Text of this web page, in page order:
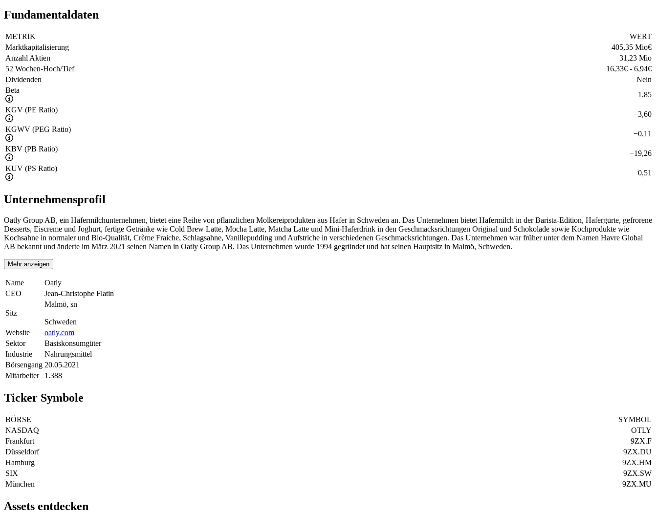
Fundamentaldaten
METRIK
WERT
Marktkapitalisierung
405,35 Mio€
Anzahl Aktien
31,23 Mio
52 Wochen-Hoch/Tief
16,33€ - 6,94€
Dividenden
Nein
Beta
1,85
KGV (PE Ratio)
−3,60
KGWV (PEG Ratio)
−0,11
KBV (PB Ratio)
−19,26
KUV (PS Ratio)
0,51
Unternehmensprofil
Oatly Group AB, ein Hafermilchunternehmen, bietet eine Reihe von pflanzlichen Molkereiprodukten aus Hafer in Schweden an. Das Unternehmen bietet Hafermilch in der Barista-Edition, Hafergurte, gefrorene
Desserts, Eiscreme und Joghurt, fertige Getränke wie Cold Brew Latte, Mocha Latte, Matcha Latte und Mini-Haferdrink in den Geschmacksrichtungen Original und Schokolade sowie Kochprodukte wie
Kochsahne in normaler und Bio-Qualität, Crème Fraiche, Schlagsahne, Vanillepudding und Aufstriche in verschiedenen Geschmacksrichtungen. Das Unternehmen war früher unter dem Namen Havre Global
AB bekannt und änderte im März 2021 seinen Namen in Oatly Group AB. Das Unternehmen wurde 1994 gegründet und hat seinen Hauptsitz in Malmö, Schweden.
Mehr anzeigen
Name
Oatly
CEO
Jean-Christophe Flatin
Sitz
Malmö, sn
Schweden
Website
oatly.com
Sektor
Basiskonsumgüter
Industrie
Nahrungsmittel
Börsengang 20.05.2021
Mitarbeiter
1.388
Ticker Symbole
BÖRSE
SYMBOL
NASDAQ
OTLY
Frankfurt
9ZX.F
Düsseldorf
9ZX.DU
Hamburg
9ZX.HM
SIX
9ZX.SW
München
9ZX.MU
Assets entdecken